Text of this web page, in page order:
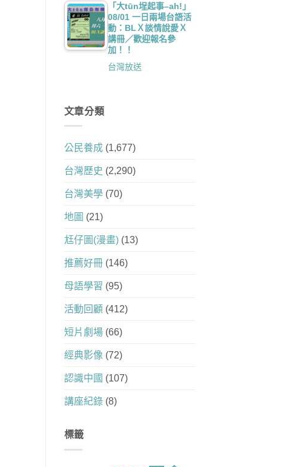
「大tūn埕起事–ah!」
08/01 一日兩場台語活
動：BLＸ談情說愛Ｘ
講冊／歡迎報名參
加！！
台灣放送
文章分類
公民養成(1,677)
台灣歷史 (2,290)
台灣美學(70)
地圖 (21)
尪仔圖(漫畫)(13)
推薦好冊(146)
母語學習 (95)
活動回顧 (412)
短片劇場(66)
經典影像 (72)
認識中國 (107)
講座紀錄(8)
標籤